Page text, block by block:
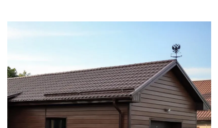
Смотреть проект